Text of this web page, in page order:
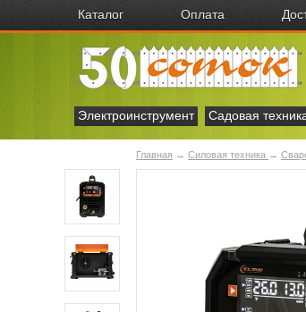
Каталог Оплата
Электроинструмент
Садовая
Главная → Силовая техника →